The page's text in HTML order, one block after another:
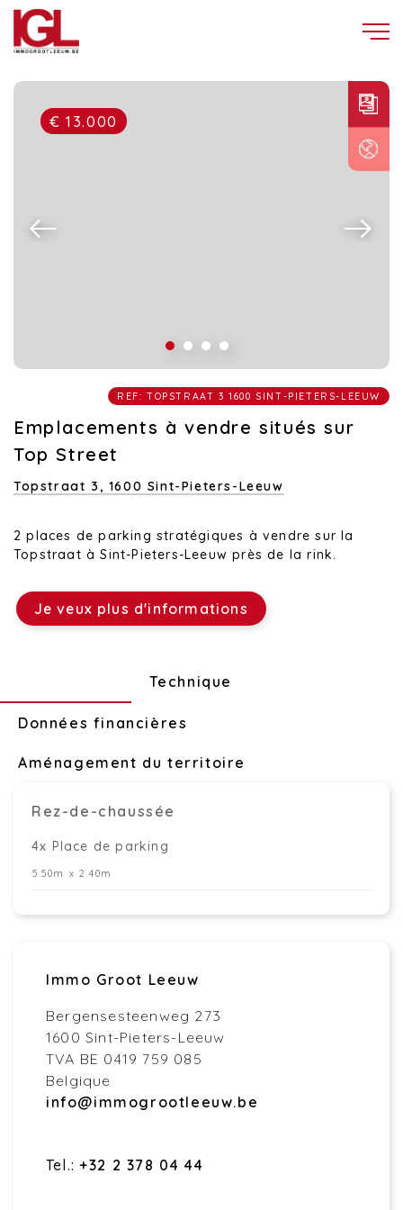
€ 13.000
REF: TOPSTRAAT 3 1600 SINT-PIETERS-LEEUW
Emplacements à vendre situés sur
Top Street
Topstraat 3, 1600 Sint-Pieters-Leeuw
2 places de parking stratégiques à vendre sur la
Topstraat à Sint-Pieters-Leeuw près de la rink.
Je veux plus d'informations
Technique
Données financières
Aménagement du territoire
Rez-de-chaussée
4x Place de parking
5.50m x 2.40m
Immo Groot Leeuw
Bergensesteenweg 273
1600 Sint-Pieters-Leeuw
TVA BE 0419 759 085
Belgique
info@immogrootleeuw.be
Tel.: +32 2 378 04 44